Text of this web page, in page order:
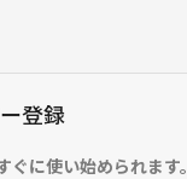
登録
ぐに使い始められます。